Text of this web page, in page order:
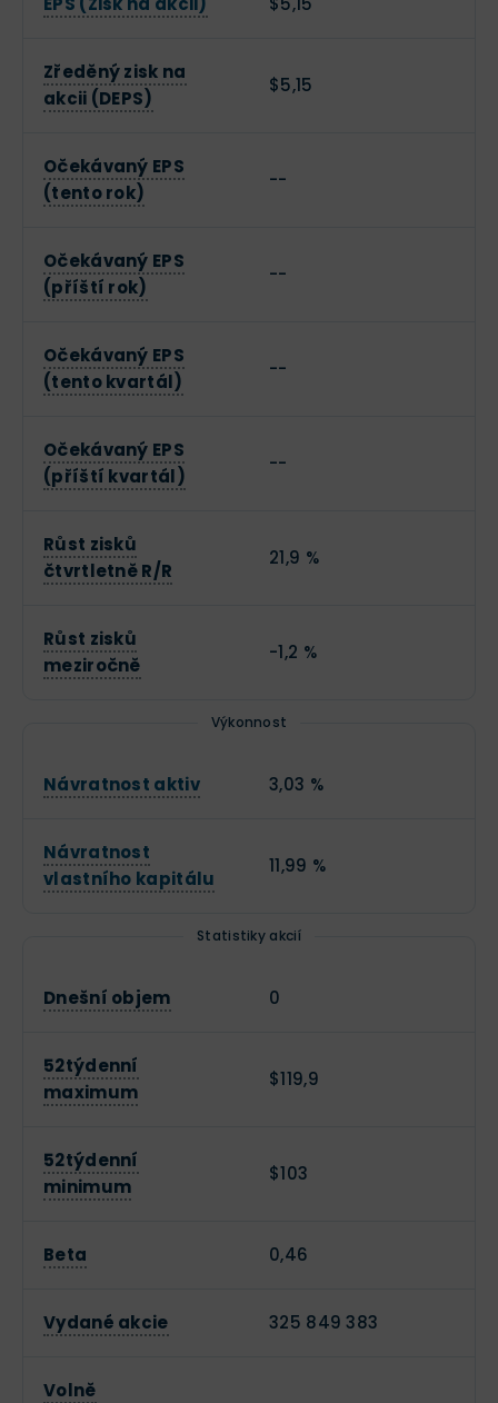
Zředěný zisk na
akcii (DEPS)
$5,15
Očekávaný EPS
(tento rok)
--
Očekávaný EPS
(příští rok)
--
Očekávaný EPS
(tento kvartál)
--
Očekávaný EPS
(příští kvartál)
--
Růst zisků
čtvrtletně R/R
21,9 %
Růst zisků
meziročně
-1,2 %
Výkonnost
Návratnost aktiv 3,03 %
Návratnost
vlastního kapitálu
11,99 %
Statistiky akcií
Dnešní objem 0
52týdenní
maximum
$119,9
52týdenní
minimum
$103
Beta 0,46
Vydané akcie 325 849 383
Volně